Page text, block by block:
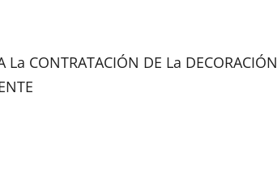
CONTRATACIÓN DE La DECORACIÓN